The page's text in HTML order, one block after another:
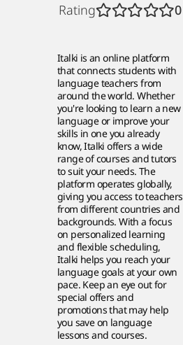
Rating 0
Italki is an online platform
that connects students with
language teachers from
around the world. Whether
you're looking to learn a new
language or improve your
skills in one you already
know, Italki offers a wide
range of courses and tutors
to suit your needs. The
platform operates globally,
giving you access to teachers
from different countries and
backgrounds. With a focus
on personalized learning
and flexible scheduling,
Italki helps you reach your
language goals at your own
pace. Keep an eye out for
special offers and
promotions that may help
you save on language
lessons and courses.